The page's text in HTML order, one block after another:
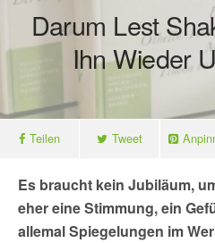
Darum Lest
Ihn Wieder
Teilen Tweet
Es braucht kein Jubiläum,
eher eine Stimmung, ein
allemal Spiegelungen im